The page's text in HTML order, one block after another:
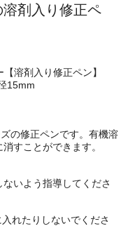
剤入り修正ペ
溶剤入り修正ペン】
15mm
の修正ペンです。有機溶
すことができます。
いよう指導してくださ
れたりしないでくださ